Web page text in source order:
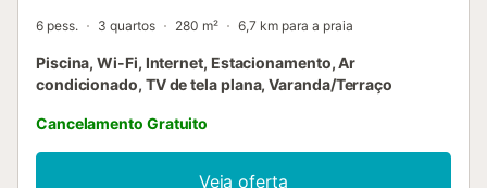
6 pess. 3 quartos 280 m² 6,7 km para a praia
Piscina, Wi-Fi, Internet, Estacionamento, Ar
condicionado, TV de tela plana, Varanda/Terraço
Cancelamento Gratuito
Veja oferta